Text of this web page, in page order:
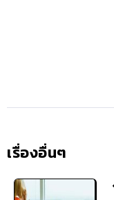
เรื่องอื่นๆ